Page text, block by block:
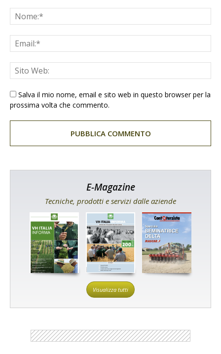
Salva il mio nome, email e sito web in questo browser per la
prossima volta che commento.
E-Magazine
Tecniche, prodotti e servizi dalle aziende
Visualizza tutti